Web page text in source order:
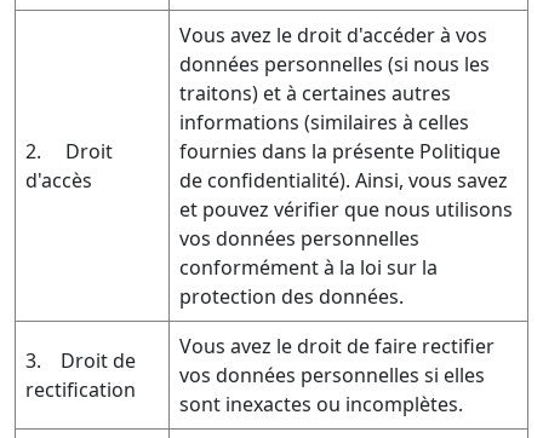
2. Droit
d'accès
Vous avez le droit d'accéder à vos
données personnelles (si nous les
traitons) et à certaines autres
informations (similaires à celles
fournies dans la présente Politique
de confidentialité). Ainsi, vous savez
et pouvez vérifier que nous utilisons
vos données personnelles
conformément à la loi sur la
protection des données.
3. Droit de
rectification
Vous avez le droit de faire rectifier
vos données personnelles si elles
sont inexactes ou incomplètes.